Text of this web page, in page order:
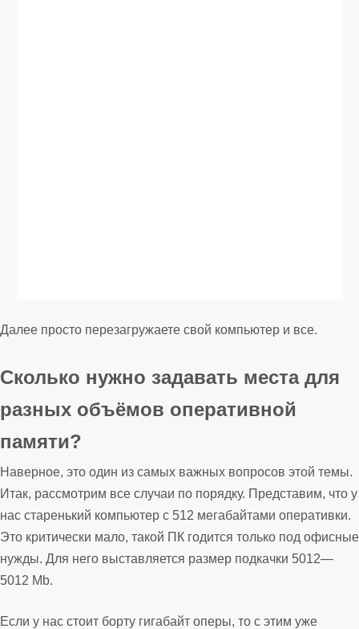
Далее просто перезагружаете свой компьютер и все.
Сколько нужно задавать места для
разных объёмов оперативной
памяти?
Наверное, это один из самых важных вопросов этой темы.
Итак, рассмотрим все случаи по порядку. Представим, что у
нас старенький компьютер с 512 мегабайтами оперативки.
Это критически мало, такой ПК годится только под офисные
нужды. Для него выставляется размер подкачки 5012—
5012 Mb.
Если у нас стоит борту гигабайт оперы, то с этим уже